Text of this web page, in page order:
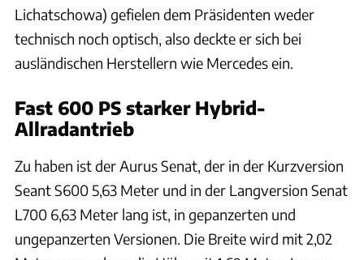
Lichatschowa) gefielen dem Präsidenten weder
technisch noch optisch, also deckte er sich bei
ausländischen Herstellern wie Mercedes ein.
Fast 600 PS starker Hybrid-
Allradantrieb
Zu haben ist der Aurus Senat, der in der Kurzversion
Seant S600 5,63 Meter und in der Langversion Senat
L700 6,63 Meter lang ist, in gepanzerten und
ungepanzerten Versionen. Die Breite wird mit 2,02